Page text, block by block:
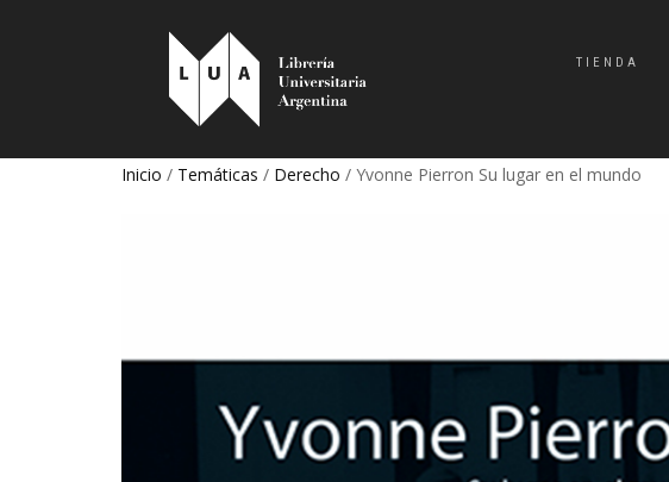
TIENDA
Inicio / Temáticas / Derecho / Yvonne Pierron Su lugar en el mundo